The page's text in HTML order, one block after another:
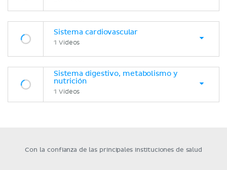
Sistema cardiovascular
1 Videos
Sistema digestivo, metabolismo y
nutrición
1 Videos
Con la confianza de las principales instituciones de salud